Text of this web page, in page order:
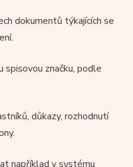
dokumentů týkajících se
spisovou značku, podle
důkazy, rozhodnutí
například v systému